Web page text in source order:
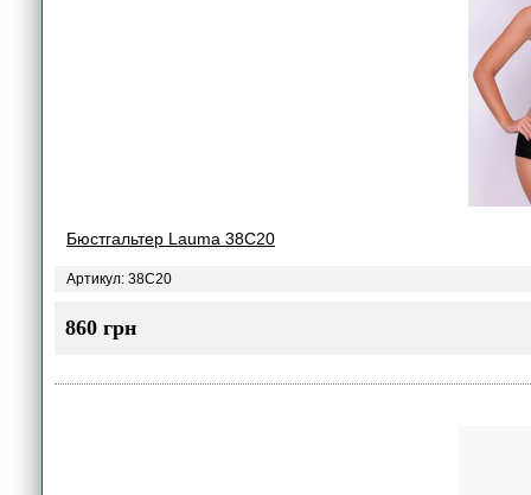
Бюстгальтер Lauma 38C20
Артикул: 38C20
860 грн